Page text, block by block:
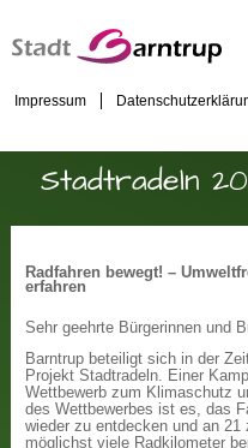
Impressum
Stadtradeln
Radfahren bewegt! –
erfahren
Sehr geehrte Bürgerinnen und
Barntrup beteiligt sich in der
Projekt Stadtradeln. Einer
Wettbewerb zum Klimaschutz
des Wettbewerbes ist es, das
wieder zu entdecken und an 21
möglichst viele Radkilometer